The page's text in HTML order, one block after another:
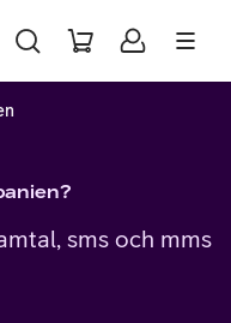
sms och mms